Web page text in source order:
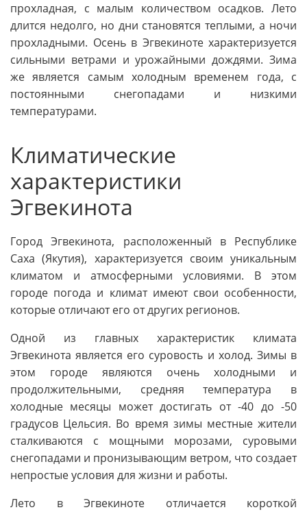
прохладная, с малым количеством осадков. Лето
длится недолго, но дни становятся теплыми, а ночи
прохладными. Осень в Эгвекиноте характеризуется
сильными ветрами и урожайными дождями. Зима
же является самым холодным временем года, с
постоянными снегопадами и низкими
температурами.
Климатические
характеристики
Эгвекинота
Город Эгвекинота, расположенный в Республике
Саха (Якутия), характеризуется своим уникальным
климатом и атмосферными условиями. В этом
городе погода и климат имеют свои особенности,
которые отличают его от других регионов.
Одной из главных характеристик климата
Эгвекинота является его суровость и холод. Зимы в
этом городе являются очень холодными и
продолжительными, средняя температура в
холодные месяцы может достигать от -40 до -50
градусов Цельсия. Во время зимы местные жители
сталкиваются с мощными морозами, суровыми
снегопадами и пронизывающим ветром, что создает
непростые условия для жизни и работы.
Лето в Эгвекиноте отличается короткой